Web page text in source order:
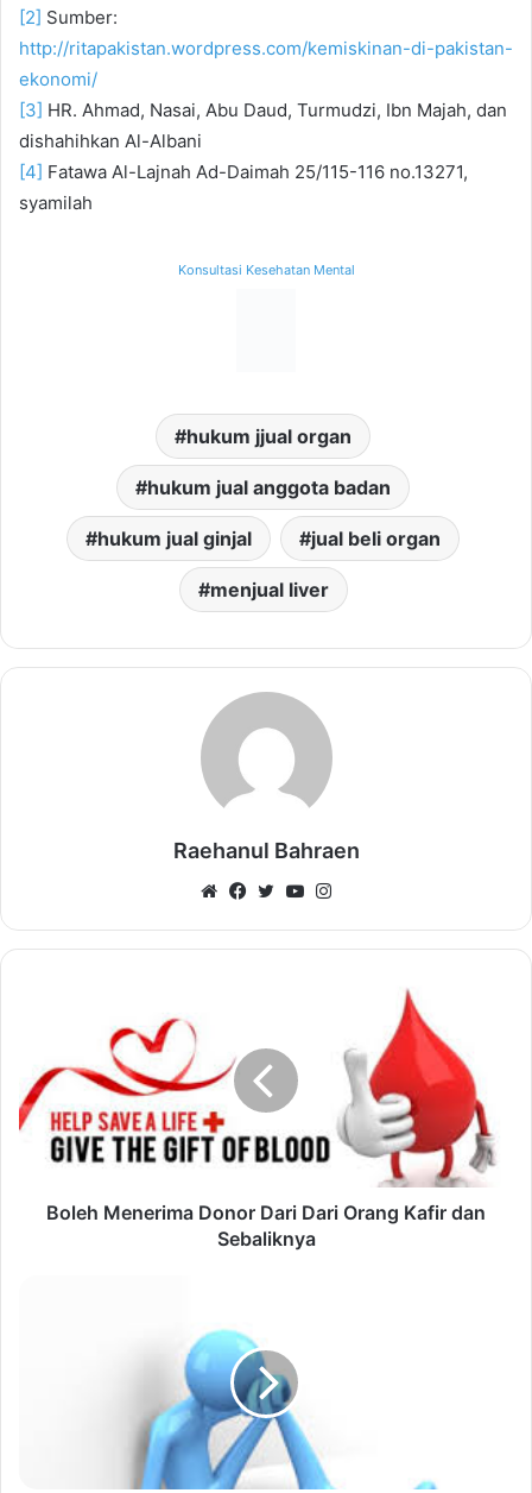
[2] Sumber:
http://ritapakistan.wordpress.com/kemiskinan-di-pakistan-
ekonomi/
[3] HR. Ahmad, Nasai, Abu Daud, Turmudzi, Ibn Majah, dan
dishahihkan Al-Albani
[4] Fatawa Al-Lajnah Ad-Daimah 25/115-116 no.13271,
syamilah
Konsultasi Kesehatan Mental
hukum jual anggota badan
hukum jual ginjal jual beli organ
menjual liver
Raehanul Bahraen
Website
Facebook
Twitter